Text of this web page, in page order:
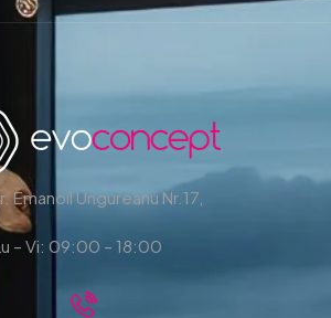
Emanoil Ungureanu Nr.17,
– Vi: 09:00 – 18:00